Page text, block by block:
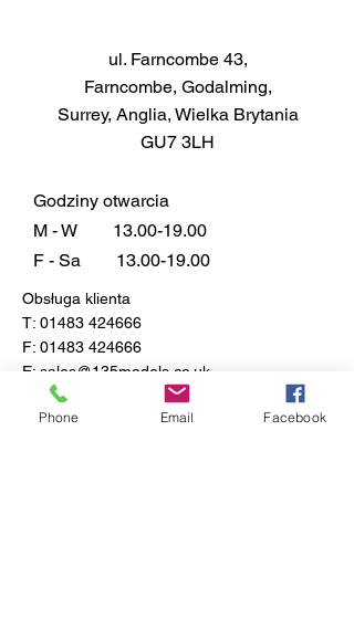
promieniowy
Ruchome śmigło
Kalkomanie dla 2 wersji:
Manfred Freiher von
Richthofen, Kommandeur
Fokker DR.1, pilot: porucznik
Lothar von Richthofen,
Kommandeur Jasta 11,
Lechelle, marzec 1918
ul. Farncombe 43,
Farncombe, Godalming,
Surrey, Anglia, Wielka Brytania
GU7 3LH
Godziny otwarcia
M - W
13.00-19.00
F - Sa
13.00-19.00
Obsługa klienta
T: 01483 424666
F: 01483 424666
E: sales@135models.co.uk
FAQPhone Email Facebook